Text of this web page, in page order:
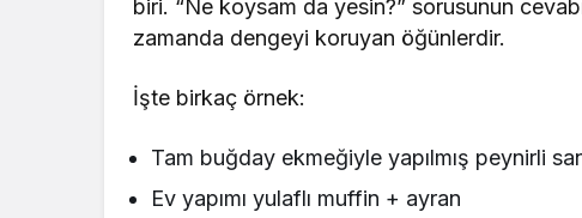
biri. “Ne koysam da yesin?” sorusunun
zamanda dengeyi koruyan öğünlerdir.
İşte birkaç örnek:
Tam buğday ekmeğiyle yapılmış peynirli
Ev yapımı yulaflı muffin + ayran